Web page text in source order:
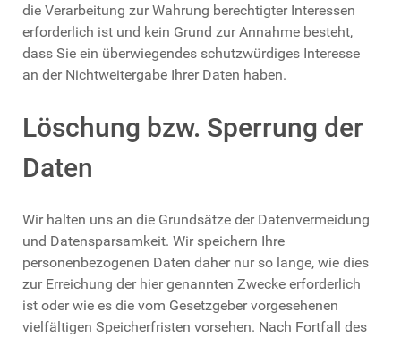
die Verarbeitung zur Wahrung berechtigter Interessen
erforderlich ist und kein Grund zur Annahme besteht,
dass Sie ein überwiegendes schutzwürdiges Interesse
an der Nichtweitergabe Ihrer Daten haben.
Löschung bzw. Sperrung der
Daten
Wir halten uns an die Grundsätze der Datenvermeidung
und Datensparsamkeit. Wir speichern Ihre
personenbezogenen Daten daher nur so lange, wie dies
zur Erreichung der hier genannten Zwecke erforderlich
ist oder wie es die vom Gesetzgeber vorgesehenen
vielfältigen Speicherfristen vorsehen. Nach Fortfall des